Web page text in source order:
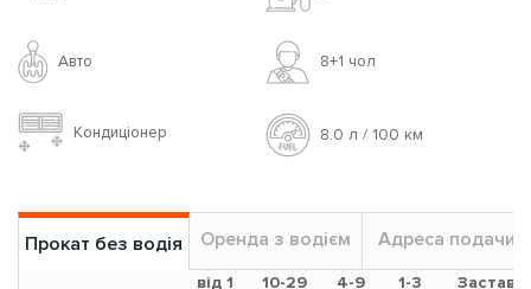
Авто 8+1 чoл
Кондиціонер 8.0 л / 100 км
Прокат без водія Оренда з водієм Адреса подачи
від 1
10-29
4-9
1-3
Застава